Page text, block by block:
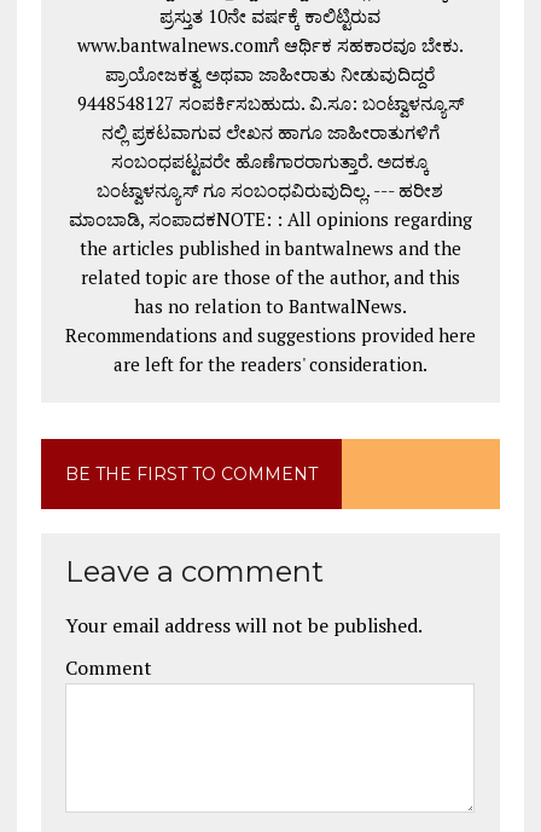
ಪ್ರಸ್ತುತ 10ನೇ ವರ್ಷಕ್ಕೆ ಕಾಲಿಟ್ಟಿರುವ
www.bantwalnews.comಗೆ ಆರ್ಥಿಕ ಸಹಕಾರವೂ ಬೇಕು.
ಪ್ರಾಯೋಜಕತ್ವ ಅಥವಾ ಜಾಹೀರಾತು ನೀಡುವುದಿದ್ದರೆ
9448548127 ಸಂಪರ್ಕಿಸಬಹುದು. ವಿ.ಸೂ: ಬಂಟ್ವಾಳನ್ಯೂಸ್
ನಲ್ಲಿ ಪ್ರಕಟವಾಗುವ ಲೇಖನ ಹಾಗೂ ಜಾಹೀರಾತುಗಳಿಗೆ
ಸಂಬಂಧಪಟ್ಟವರೇ ಹೊಣೆಗಾರರಾಗುತ್ತಾರೆ. ಅದಕ್ಕೂ
ಬಂಟ್ವಾಳನ್ಯೂಸ್ ಗೂ ಸಂಬಂಧವಿರುವುದಿಲ್ಲ. --- ಹರೀಶ
ಮಾಂಬಾಡಿ, ಸಂಪಾದಕNOTE: : All opinions regarding
the articles published in bantwalnews and the
related topic are those of the author, and this
has no relation to BantwalNews.
Recommendations and suggestions provided here
are left for the readers' consideration.
BE THE FIRST TO COMMENT
Leave a comment
Your email address will not be published.
Comment